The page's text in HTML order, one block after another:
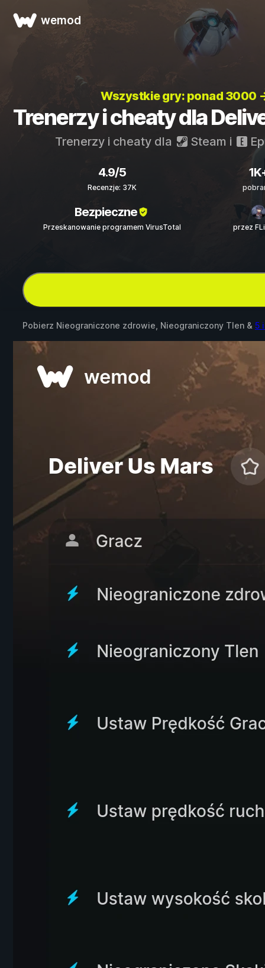
wemod
Wszystkie gry: ponad 3000
Trenerzy i cheaty dla
Trenerzy i cheaty dla Steam i
4.9/5
Recenzje: 37K
Bezpieczne
Przeskanowanie programem VirusTotal przez
Pobierz Nieograniczone zdrowie, Nieograniczony Tlen & 5